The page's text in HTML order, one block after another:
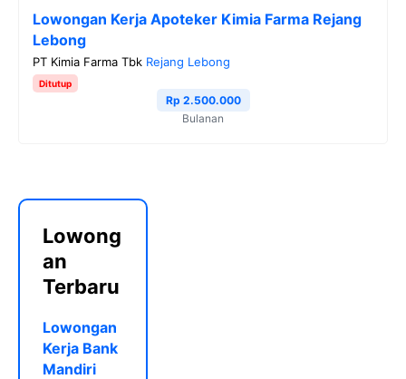
Lowongan Kerja Apoteker Kimia Farma Rejang
Lebong
PT Kimia Farma Tbk Rejang Lebong
Ditutup
Rp 2.500.000
Bulanan
Lowong
an
Terbaru
Lowongan
Kerja Bank
Mandiri